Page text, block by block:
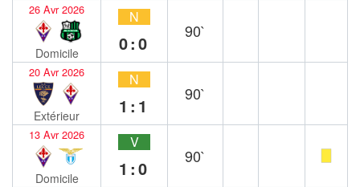
26 Avr 2026
Domicile
N
0:0
90`
20 Avr 2026
Extérieur
N
1:1
90`
13 Avr 2026
Domicile
V
1:0
90`